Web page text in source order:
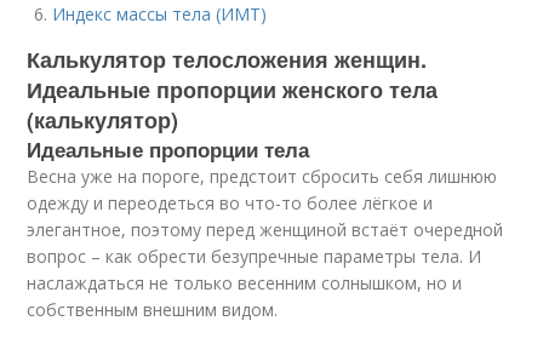
Индекс массы тела (ИМТ)
Калькулятор телосложения женщин.
Идеальные пропорции женского тела
(калькулятор)
Идеальные пропорции тела
Весна уже на пороге, предстоит сбросить себя лишнюю
одежду и переодеться во что-то более лёгкое и
элегантное, поэтому перед женщиной встаёт очередной
вопрос – как обрести безупречные параметры тела. И
наслаждаться не только весенним солнышком, но и
собственным внешним видом.